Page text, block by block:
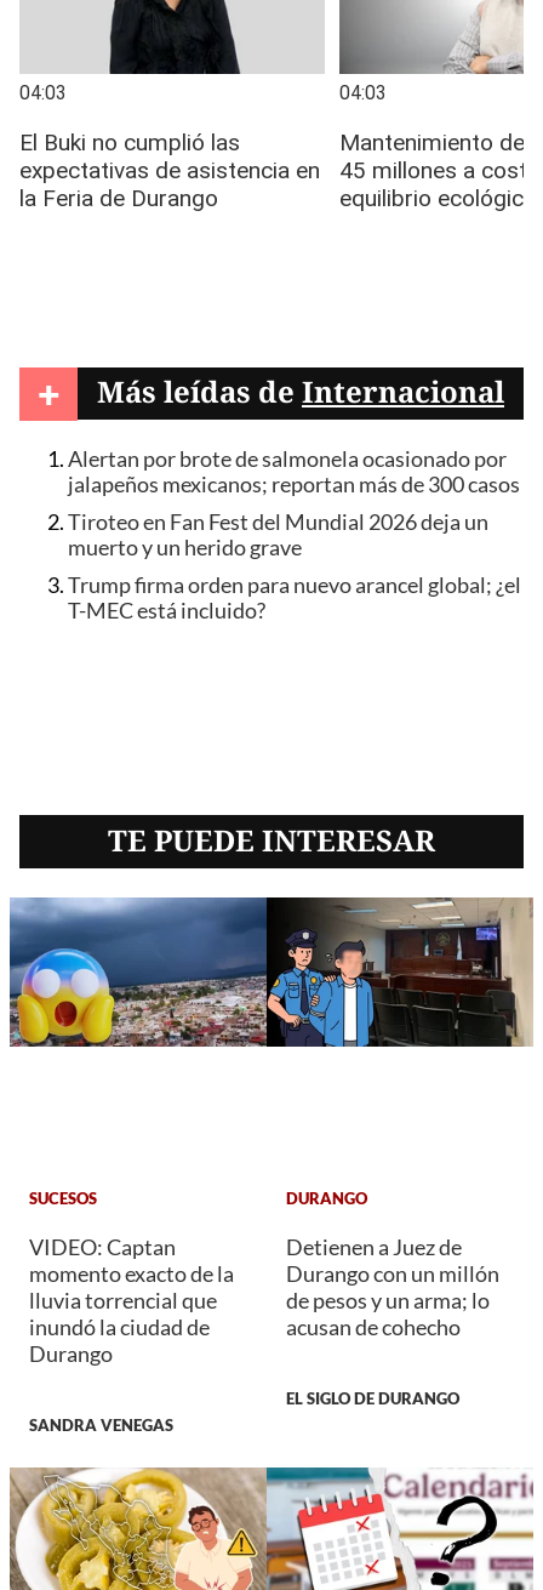
+ Más leídas de Internacional
Alertan por brote de salmonela ocasionado por
jalapeños mexicanos; reportan más de 300 casos
Tiroteo en Fan Fest del Mundial 2026 deja un
muerto y un herido grave
Trump firma orden para nuevo arancel global; ¿el
T-MEC está incluido?
TE PUEDE INTERESAR
SUCESOS
VIDEO: Captan
momento exacto de la
lluvia torrencial que
inundó la ciudad de
Durango
SANDRA VENEGAS
DURANGO
Detienen a Juez de
Durango con un millón
de pesos y un arma; lo
acusan de cohecho
EL SIGLO DE DURANGO